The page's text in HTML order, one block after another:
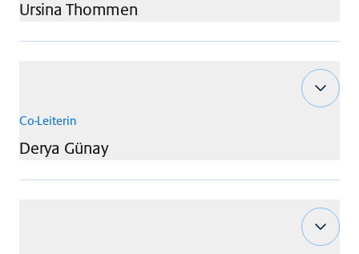
Ursina Thommen
Co-Leiterin
Derya Günay